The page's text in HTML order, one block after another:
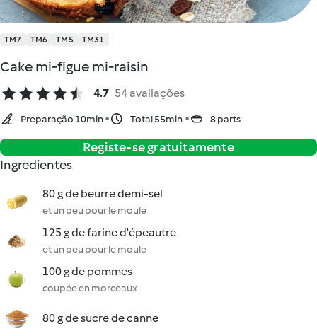
TM7 TM6 TM5 TM31
Cake mi-figue mi-raisin
4.7 54 avaliações
Preparação 10min Total 55min 8 parts
Registe-se gratuitamente
Ingredientes
80 g de beurre demi-sel
et un peu pour le moule
125 g de farine d'épeautre
et un peu pour le moule
100 g de pommes
coupée en morceaux
80 g de sucre de canne